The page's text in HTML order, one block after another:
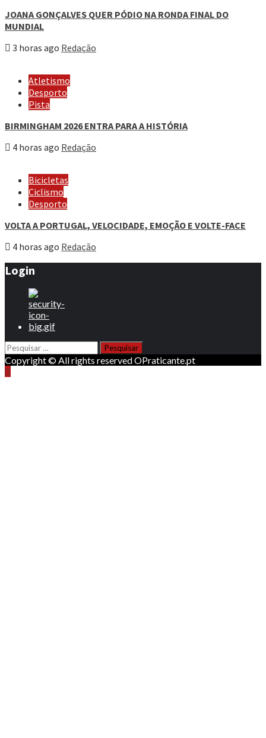
JOANA GONÇALVES QUER PÓDIO NA RONDA FINAL DO
MUNDIAL
3 horas ago Redação
Atletismo
Desporto
Pista
BIRMINGHAM 2026 ENTRA PARA A HISTÓRIA
4 horas ago Redação
Bicicletas
Ciclismo
Desporto
VOLTA A PORTUGAL, VELOCIDADE, EMOÇÃO E VOLTE-FACE
4 horas ago Redação
Login
Pesquisar
por:
Copyright © All rights reserved OPraticante.pt